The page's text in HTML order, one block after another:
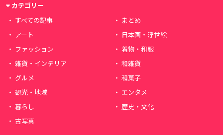
カテゴリー
すべての記事
まとめ
アート
日本画・浮世絵
ファッション
着物・和服
雑貨・インテリア
和雑貨
グルメ
和菓子
観光・地域
エンタメ
暮らし
歴史・文化
古写真